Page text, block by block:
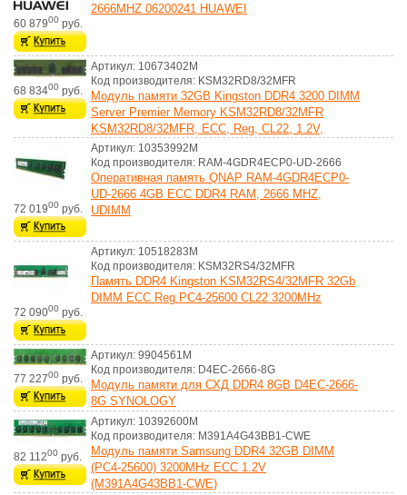
60 87900 руб.
2666MHZ 06200241 HUAWEI
68 83400 руб.
Артикул: 10673402M
Код производителя: KSM32RD8/32MFR
Модуль памяти 32GB Kingston DDR4 3200 DIMM
Server Premier Memory KSM32RD8/32MFR
KSM32RD8/32MFR, ECC, Reg, CL22, 1.2V,
72 01900 руб.
Артикул: 10353992M
Код производителя: RAM-4GDR4ECP0-UD-2666
Оперативная память QNAP RAM-4GDR4ECP0-
UD-2666 4GB ECC DDR4 RAM, 2666 MHZ,
UDIMM
72 09000 руб.
Артикул: 10518283M
Код производителя: KSM32RS4/32MFR
Память DDR4 Kingston KSM32RS4/32MFR 32Gb
DIMM ECC Reg PC4-25600 CL22 3200MHz
77 22700 руб.
Артикул: 9904561M
Код производителя: D4EC-2666-8G
Модуль памяти для СХД DDR4 8GB D4EC-2666-
8G SYNOLOGY
82 11200 руб.
Артикул: 10392600M
Код производителя: M391A4G43BB1-CWE
Модуль памяти Samsung DDR4 32GB DIMM
(PC4-25600) 3200MHz ECC 1.2V
(M391A4G43BB1-CWE)